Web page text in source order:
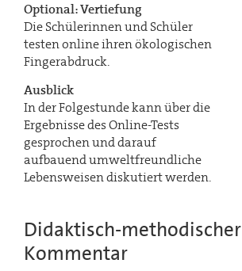
Optional: Vertiefung
Die Schülerinnen und Schüler
testen online ihren ökologischen
Fingerabdruck.
Ausblick
In der Folgestunde kann über die
Ergebnisse des Online-Tests
gesprochen und darauf
aufbauend umweltfreundliche
Lebensweisen diskutiert werden.
Didaktisch-methodischer
Kommentar